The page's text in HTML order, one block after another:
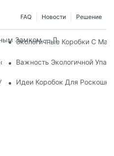
Решение
Новости
FAQ
Замком — Лучший Выбор
Экологичные Коробки С
Для Средств По Уходу За
Важность Экологичной
Для Средств По
Идеи Коробок Для